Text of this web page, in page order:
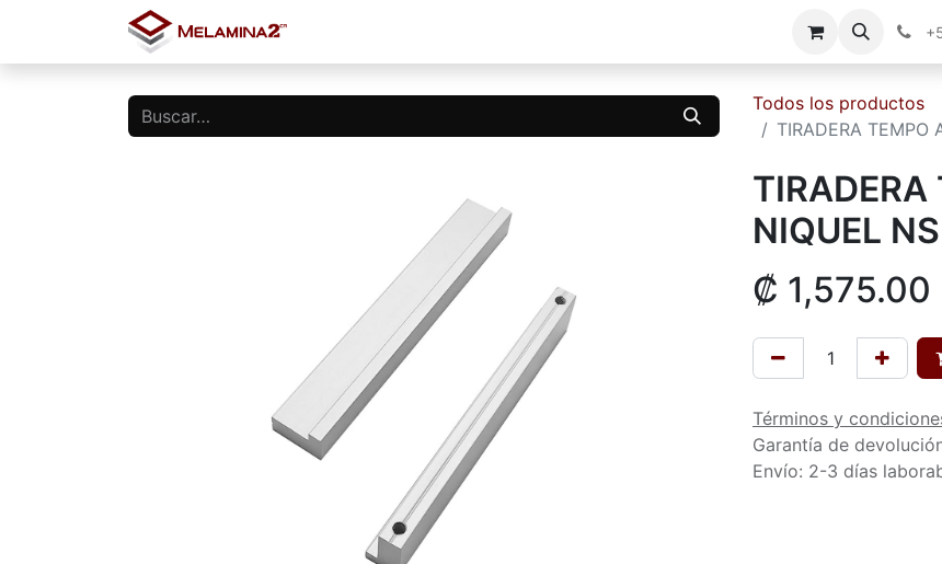
Todos los productos
TIRADERA
NIQUEL
₡ 1,575.00
Términos y
Garantía de
Envío: 2-3 días